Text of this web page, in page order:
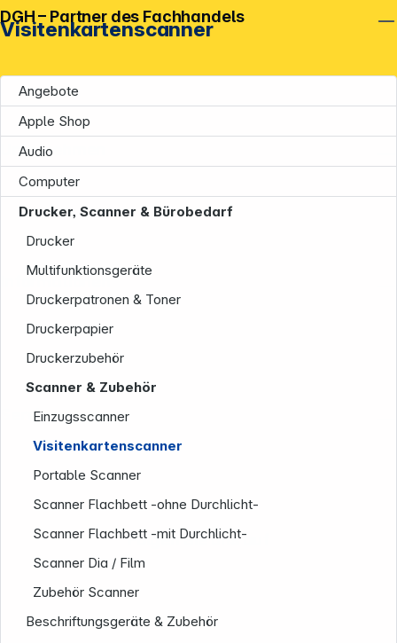
Visitenkartenscanner
Angebote
Apple Shop
Audio
Computer
Drucker, Scanner & Bürobedarf
Drucker
Multifunktionsgeräte
Druckerpatronen & Toner
Druckerpapier
Druckerzubehör
Scanner & Zubehör
Einzugsscanner
Visitenkartenscanner
Portable Scanner
Scanner Flachbett -ohne Durchlicht-
Scanner Flachbett -mit Durchlicht-
Scanner Dia / Film
Zubehör Scanner
Beschriftungsgeräte & Zubehör
DGH – Partner des Fachhandels
Unternehmen
Informationen
Service
Folgen Sie uns auf